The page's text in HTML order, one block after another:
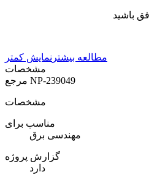
مطالعه بیشتر نمایش کمتر
مشخصات
NP-239049
مشخصات
مناسب برای
مهندسی برق
گزارش پروژه
دارد